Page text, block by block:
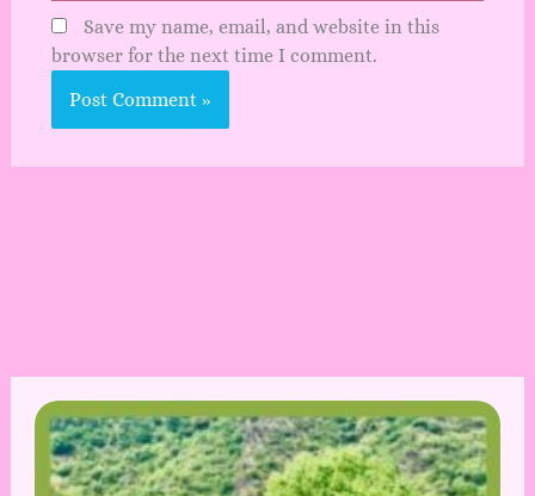
Save my name, email, and website in this
browser for the next time I comment.